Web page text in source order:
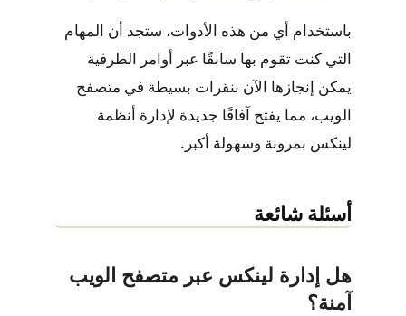
باستخدام أي من هذه الأدوات، ستجد أن المهام
التي كنت تقوم بها سابقًا عبر أوامر الطرفية
يمكن إنجازها الآن بنقرات بسيطة في متصفح
الويب، مما يفتح آفاقًا جديدة لإدارة أنظمة
لينكس بمرونة وسهولة أكبر.
أسئلة شائعة
هل إدارة لينكس عبر متصفح الويب
آمنة؟